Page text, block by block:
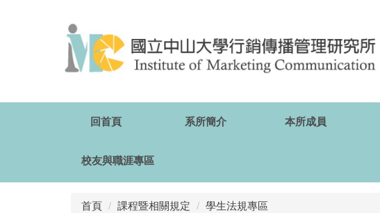
區
回首頁
系所簡介 本所成員
校友與職涯專區
首頁 課程暨相關規定 學生法規專區